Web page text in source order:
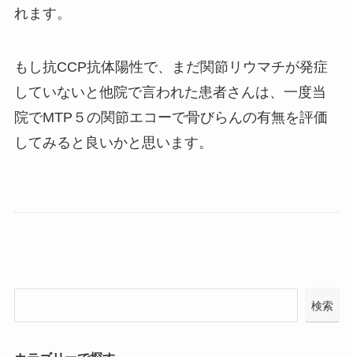
れます。
もし抗CCP抗体陽性で、まだ関節リウマチが発症
していないと他院で言われた患者さんは、一度当
院でMTP５の関節エコーで骨びらんの有無を評価
してみると良いかと思います。
検索